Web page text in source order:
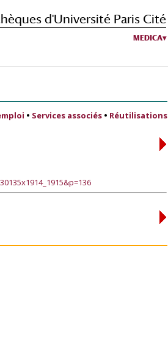
d'Université Paris Cité
MEDICA
• Services associés • Réutilisations